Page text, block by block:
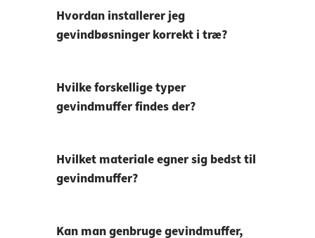
Hvordan installerer jeg
gevindbøsninger korrekt i træ?
Hvilke forskellige typer
gevindmuffer findes der?
Hvilket materiale egner sig bedst til
gevindmuffer?
Kan man genbruge gevindmuffer,